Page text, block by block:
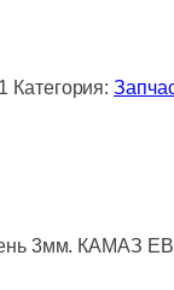
Категория:
3мм. КАМАЗ